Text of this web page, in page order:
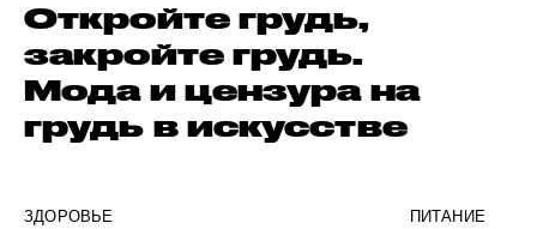
Откройте грудь,
закройте грудь.
Мода и цензура на
грудь в искусстве
ЗДОРОВЬЕ ПИТАНИЕ